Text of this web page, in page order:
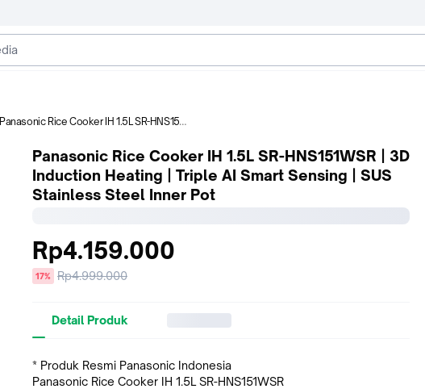
Panasonic Rice Cooker IH 1.5L SR-HNS151WSR | 3D Induction Heating | Triple AI Smart Sensing | SUS Stainless Steel Inner Pot
Panasonic Rice Cooker IH 1.5L SR-HNS151WSR | 3D
Induction Heating | Triple AI Smart Sensing | SUS
Stainless Steel Inner Pot
Rp4.159.000
diskon
17%
Harga
Rp4.999.000
Detail Produk
* Produk Resmi Panasonic Indonesia
Panasonic Rice Cooker IH 1.5L SR-HNS151WSR